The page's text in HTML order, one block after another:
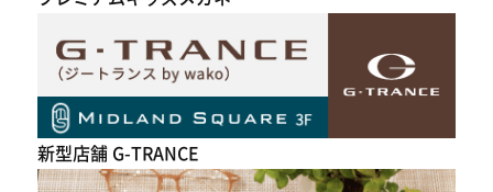
新型店舗 G-TRANCE